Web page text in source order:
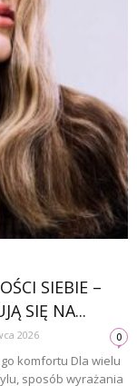
SIEBIE –
SIĘ NA...
2026 0
komfortu Dla wielu
sposób wyrażania